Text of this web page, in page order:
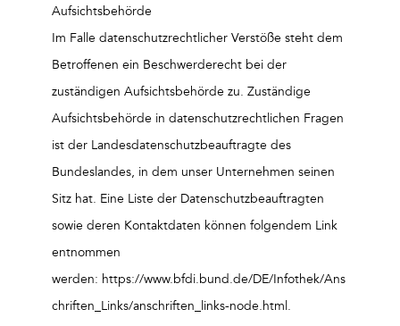
Aufsichtsbehörde
Im Falle datenschutzrechtlicher Verstöße steht dem
Betroffenen ein Beschwerderecht bei der
zuständigen Aufsichtsbehörde zu. Zuständige
Aufsichtsbehörde in datenschutzrechtlichen Fragen
ist der Landesdatenschutzbeauftragte des
Bundeslandes, in dem unser Unternehmen seinen
Sitz hat. Eine Liste der Datenschutzbeauftragten
sowie deren Kontaktdaten können folgendem Link
entnommen
werden: https://www.bfdi.bund.de/DE/Infothek/Ans
chriften_Links/anschriften_links-node.html.